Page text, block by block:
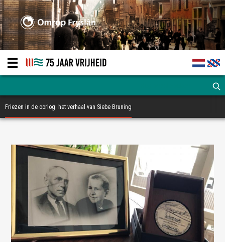
Friezen in de oorlog: het verhaal van Siebe Bruning